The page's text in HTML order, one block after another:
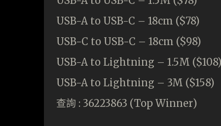
USB-A to USB-C – 18cm ($78)
USB-C to USB-C – 18cm ($98)
USB-A to Lightning – 1.5M
USB-A to Lightning – 3M ($158)
查詢 : 36223863 (Top Winner)